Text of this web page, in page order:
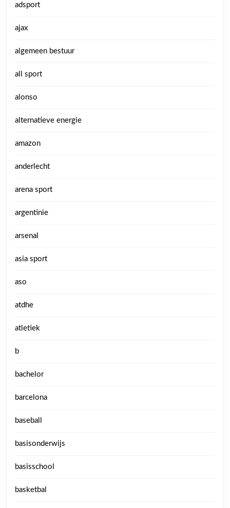
adsport
ajax
algemeen bestuur
all sport
alonso
alternatieve energie
amazon
anderlecht
arena sport
argentinie
arsenal
asia sport
aso
atdhe
atletiek
b
bachelor
barcelona
baseball
basisonderwijs
basisschool
basketbal